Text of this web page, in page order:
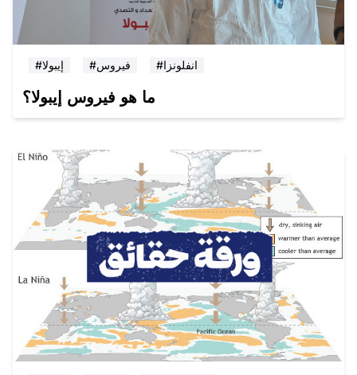
#إيبولا #فيروس #انفلونزا
ما هو فيروس إيبولا؟